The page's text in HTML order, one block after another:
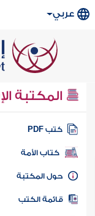
عربي
المكتبة
كتب PDF
كتاب الأمة
المكتبة